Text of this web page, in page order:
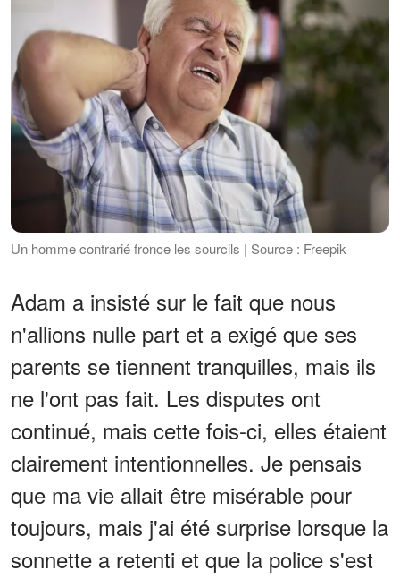
Un homme contrarié fronce les sourcils | Source : Freepik
Adam a insisté sur le fait que nous
n'allions nulle part et a exigé que ses
parents se tiennent tranquilles, mais ils
ne l'ont pas fait. Les disputes ont
continué, mais cette fois-ci, elles étaient
clairement intentionnelles. Je pensais
que ma vie allait être misérable pour
toujours, mais j'ai été surprise lorsque la
sonnette a retenti et que la police s'est